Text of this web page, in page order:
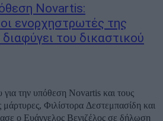
Novartis:
ενορχηστρωτές της
του δικαστικού
την υπόθεση Novartis και τους
Φιλίστορα Δεστεμπασίδη και
ο Ευάγγελος Βενιζέλος σε δήλωση